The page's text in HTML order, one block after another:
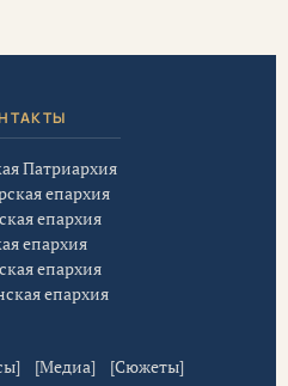
Патриархия
епархия
епархия
епархия
епархия
епархия
] [Медиа] [Сюжеты]